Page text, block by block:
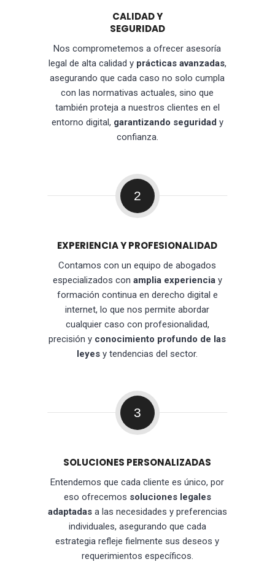
CALIDAD Y
SEGURIDAD
Nos comprometemos a ofrecer asesoría
legal de alta calidad y prácticas avanzadas,
asegurando que cada caso no solo cumpla
con las normativas actuales, sino que
también proteja a nuestros clientes en el
entorno digital, garantizando seguridad y
confianza.
2
EXPERIENCIA Y PROFESIONALIDAD
Contamos con un equipo de abogados
especializados con amplia experienciay
formación continua en derecho digital e
internet, lo que nos permite abordar
cualquier caso con profesionalidad,
precisión y conocimiento profundo de las
leyes y tendencias del sector.
3
SOLUCIONES PERSONALIZADAS
Entendemos que cada cliente es único, por
eso ofrecemos soluciones legales
adaptadasa las necesidades y preferencias
individuales, asegurando que cada
estrategia refleje fielmente sus deseos y
requerimientos específicos.